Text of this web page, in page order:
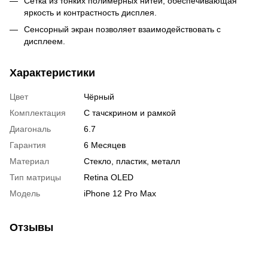
яркость и контрастность дисплея.
Сенсорный экран позволяет взаимодействовать с
дисплеем.
Характеристики
Цвет
Чёрный
Комплектация
С тачскрином и рамкой
Диагональ
6.7
Гарантия
6 Месяцев
Материал
Стекло, пластик, металл
Тип матрицы
Retina OLED
Модель
iPhone 12 Pro Max
Отзывы